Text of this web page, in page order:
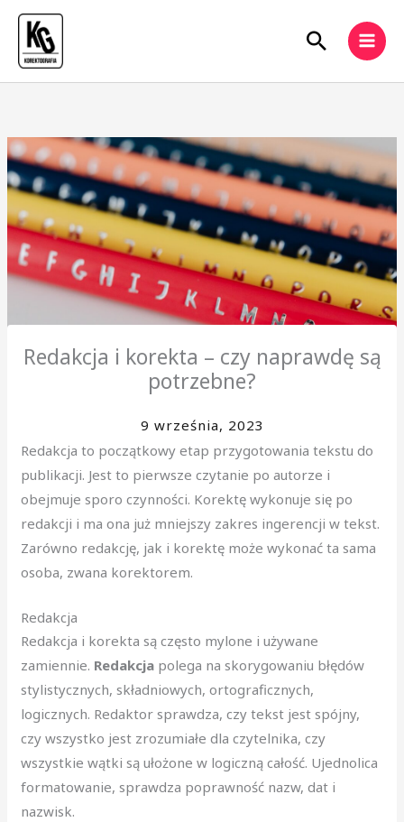
Przejdź
treści
Szukaj
Redakcja i korekta – czy naprawdę są
potrzebne?
9 września, 2023
Redakcja to początkowy etap przygotowania tekstu do
publikacji. Jest to pierwsze czytanie po autorze i
obejmuje sporo czynności. Korektę wykonuje się po
redakcji i ma ona już mniejszy zakres ingerencji w tekst.
Zarówno redakcję, jak i korektę może wykonać ta sama
osoba, zwana korektorem.
Redakcja
Redakcja i korekta są często mylone i używane
zamiennie. Redakcja polega na skorygowaniu błędów
stylistycznych, składniowych, ortograficznych,
logicznych. Redaktor sprawdza, czy tekst jest spójny,
czy wszystko jest zrozumiałe dla czytelnika, czy
wszystkie wątki są ułożone w logiczną całość. Ujednolica
formatowanie, sprawdza poprawność nazw, dat i
nazwisk.